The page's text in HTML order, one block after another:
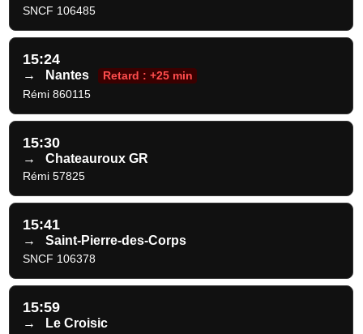
SNCF 106485
15:24
→ Nantes
Retard : +25 min
Rémi 860115
15:30
→ Chateauroux GR
Rémi 57825
15:41
→ Saint-Pierre-des-Corps
SNCF 106378
15:59
→ Le Croisic